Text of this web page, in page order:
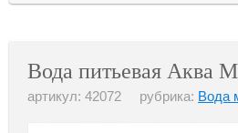
Вода питьевая Аква
артикул: 42072 рубрика: Вода